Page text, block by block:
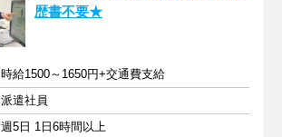
歴書不要★
時給1500～1650円+交通費支給
派遣社員
週5日 1日6時間以上